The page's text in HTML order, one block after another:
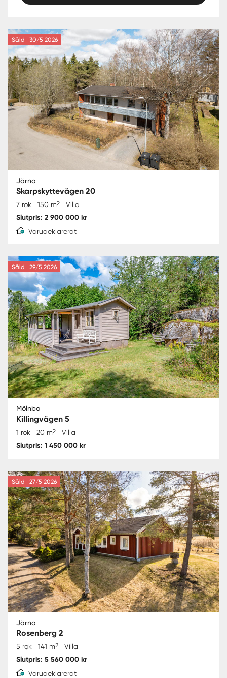
Såld 30/5 2026
Järna
Skarpskyttevägen 20
7 rok 150 m2 Villa
Slutpris: 2 900 000 kr
Varudeklarerat
Såld 29/5 2026
Mölnbo
Killingvägen 5
1 rok 20 m2 Villa
Slutpris: 1 450 000 kr
Såld 27/5 2026
Järna
Rosenberg 2
5 rok 141 m2 Villa
Slutpris: 5 560 000 kr
Varudeklarerat